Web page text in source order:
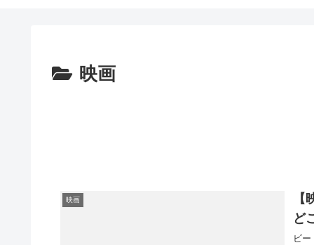
映画
映画
ど
ビ